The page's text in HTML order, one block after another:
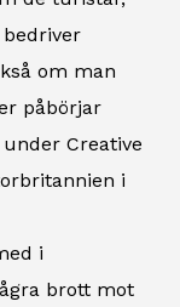
om man
påbörjar
Creative
i
i
brott mot